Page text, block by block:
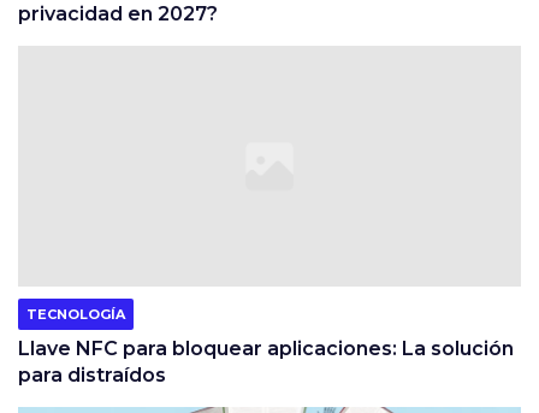
privacidad en 2027?
TECNOLOGÍA
Llave NFC para bloquear aplicaciones: La solución
para distraídos